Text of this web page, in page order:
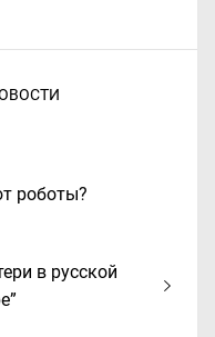
роботы?
в русской